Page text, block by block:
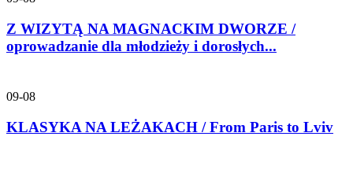
Z WIZYTĄ NA MAGNACKIM DWORZE /
oprowadzanie dla młodzieży i dorosłych...
09-08
KLASYKA NA LEŻAKACH / From Paris to Lviv